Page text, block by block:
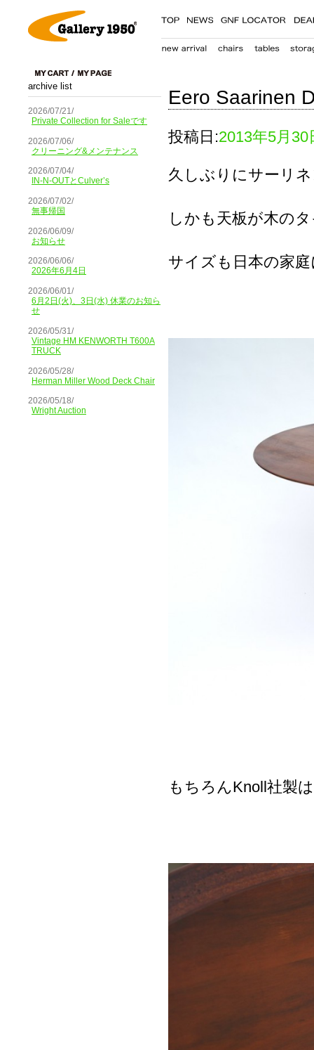
archive list
2026/07/21/
Private Collection for Saleです
2026/07/06/
クリーニング&メンテナンス
2026/07/04/
IN-N-OUTとCulver’s
2026/07/02/
無事帰国
2026/06/09/
お知らせ
2026/06/06/
2026年6月4日
2026/06/01/
6月2日(火)、3日(水) 休業のお知ら
せ
2026/05/31/
Vintage HM KENWORTH T600A
TRUCK
2026/05/28/
Herman Miller Wood Deck Chair
2026/05/18/
Wright Auction
Eero Saarinen
投稿日:2013年5月30
久しぶりにサーリ
しかも天板が木の
サイズも日本の家
もちろんKnoll社製